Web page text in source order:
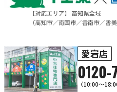
【対応エリア】 高知県全域
（高知市／南国市／香南市／香
愛宕店
0120-
（10:00～